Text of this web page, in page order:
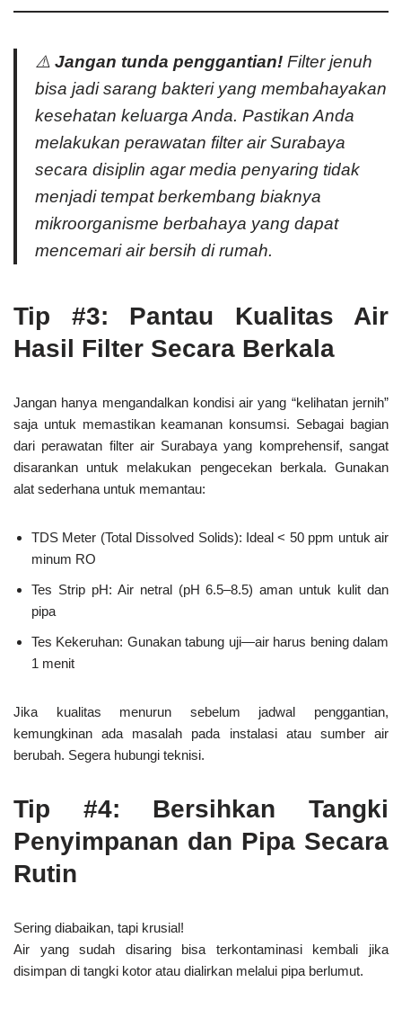
⚠️ Jangan tunda penggantian! Filter jenuh
bisa jadi sarang bakteri yang membahayakan
kesehatan keluarga Anda. Pastikan Anda
melakukan perawatan filter air Surabaya
secara disiplin agar media penyaring tidak
menjadi tempat berkembang biaknya
mikroorganisme berbahaya yang dapat
mencemari air bersih di rumah.
Tip #3: Pantau Kualitas Air
Hasil Filter Secara Berkala
Jangan hanya mengandalkan kondisi air yang “kelihatan jernih”
saja untuk memastikan keamanan konsumsi. Sebagai bagian
dari perawatan filter air Surabaya yang komprehensif, sangat
disarankan untuk melakukan pengecekan berkala. Gunakan
alat sederhana untuk memantau:
TDS Meter (Total Dissolved Solids): Ideal < 50 ppm untuk air
minum RO
Tes Strip pH: Air netral (pH 6.5–8.5) aman untuk kulit dan
pipa
Tes Kekeruhan: Gunakan tabung uji—air harus bening dalam
1 menit
Jika kualitas menurun sebelum jadwal penggantian,
kemungkinan ada masalah pada instalasi atau sumber air
berubah. Segera hubungi teknisi.
Tip #4: Bersihkan Tangki
Penyimpanan dan Pipa Secara
Rutin
Sering diabaikan, tapi krusial!
Air yang sudah disaring bisa terkontaminasi kembali jika
disimpan di tangki kotor atau dialirkan melalui pipa berlumut.